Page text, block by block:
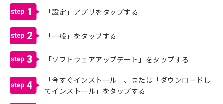
1 「設定」アプリをタップする
2 「一般」をタップする
3 「ソフトウェアアップデート」をタップする
4
「今すぐインストール」、または「ダウンロードし
てインストール」をタップする